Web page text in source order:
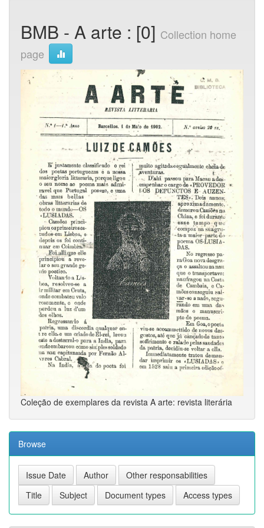
BMB - A arte : [0] Collection home
page
Coleção de exemplares da revista A arte: revista literária
Browse